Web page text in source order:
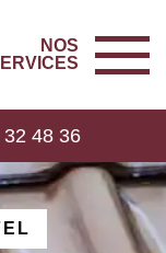
NOS
48 36